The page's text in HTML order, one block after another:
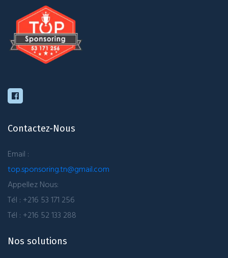
Contactez-Nous
Email :
top.sponsoring.tn@gmail.com
Appellez Nous:
Tél : +216 53 171 256
Tél : +216 52 133 288
Nos solutions